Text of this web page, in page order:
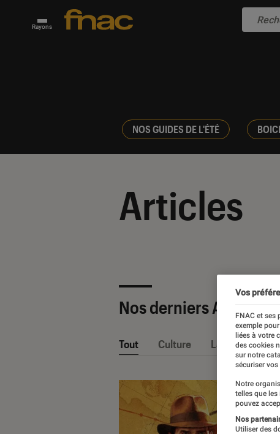
Rayons
NOS GUIDES DE L'ÉTÉ
Articles
Nos derniers Articles
Tout Culture La Claque Fnac
Vos
FNAC et ses
exemple
liées à votre
des cookies
sur notre
sécuriser
Notre
telles que
pouvez
Nos
Utiliser des